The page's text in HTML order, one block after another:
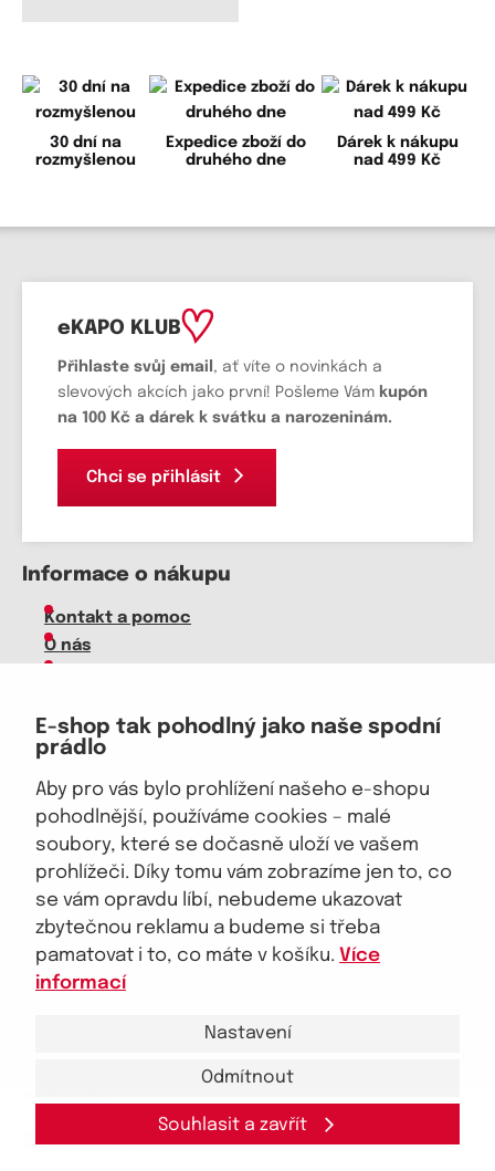
E-shop tak pohodlný jako naše spodní
prádlo
Aby pro vás bylo prohlížení našeho e-shopu
pohodlnější, používáme cookies – malé
soubory, které se dočasně uloží ve vašem
prohlížeči. Díky tomu vám zobrazíme jen to, co
se vám opravdu líbí, nebudeme ukazovat
zbytečnou reklamu a budeme si třeba
pamatovat i to, co máte v košíku. Více
informací
Nastavení
Odmítnout
Souhlasit a zavřít
30 dní na
rozmyšlenou
Expedice zboží do
druhého dne
Dárek k nákupu
nad 499 Kč
eKAPO KLUB
Přihlaste svůj email , ať víte o novinkách a
slevových akcích jako první! Pošleme Vám kupón
na 100 Kč a dárek k svátku a narozeninám.
Chci se přihlásit
Informace o nákupu
Kontakt a pomoc
O nás
Velkoobchod
Vrácení zboží, reklamace
Obchodní podmínky
Průvodce spokojené ženy
Staňte se naším fanouškem
Jsme důvěryhodný obchod
Obchodní podmínky GDPR Mapa stránek